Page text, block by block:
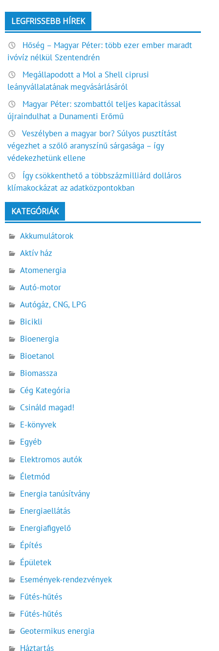
LEGFRISSEBB HÍREK
Hőség – Magyar Péter: több ezer ember maradt
ivóvíz nélkül Szentendrén
Megállapodott a Mol a Shell ciprusi
leányvállalatának megvásárlásáról
Magyar Péter: szombattól teljes kapacitással
újraindulhat a Dunamenti Erőmű
Veszélyben a magyar bor? Súlyos pusztítást
végezhet a szőlő aranyszínű sárgasága – így
védekezhetünk ellene
Így csökkenthető a többszázmilliárd dolláros
klímakockázat az adatközpontokban
KATEGÓRIÁK
Akkumulátorok
Aktív ház
Atomenergia
Autó-motor
Autógáz, CNG, LPG
Bicikli
Bioenergia
Bioetanol
Biomassza
Cég Kategória
Csináld magad!
E-könyvek
Egyéb
Elektromos autók
Életmód
Energia tanúsítvány
Energiaellátás
Energiafigyelő
Építés
Épületek
Események-rendezvények
Fűtés-hűtés
Fűtés-hűtés
Geotermikus energia
Háztartás